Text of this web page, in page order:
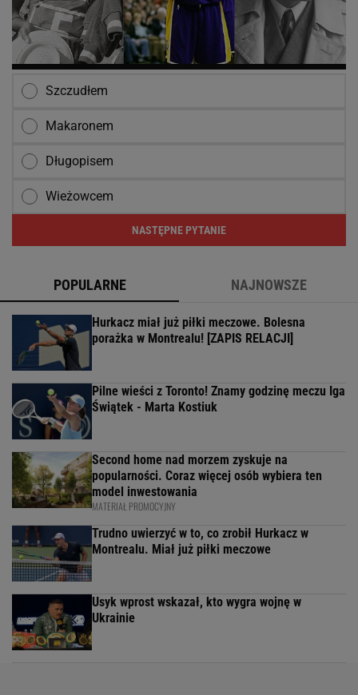
Szczudłem
Makaronem
Długopisem
Wieżowcem
NASTĘPNE PYTANIE
POPULARNE NAJNOWSZE
Hurkacz miał już piłki meczowe. Bolesna
porażka w Montrealu! [ZAPIS RELACJI]
Pilne wieści z Toronto! Znamy godzinę meczu Iga
Świątek - Marta Kostiuk
Second home nad morzem zyskuje na
popularności. Coraz więcej osób wybiera ten
model inwestowania
MATERIAŁ PROMOCYJNY
Trudno uwierzyć w to, co zrobił Hurkacz w
Montrealu. Miał już piłki meczowe
Usyk wprost wskazał, kto wygra wojnę w
Ukrainie